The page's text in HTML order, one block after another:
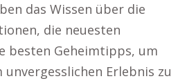
das Wissen über die
die neuesten
besten Geheimtipps, um
unvergesslichen Erlebnis zu